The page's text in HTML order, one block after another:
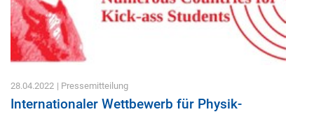
28.04.2022 | Pressemitteilung
Internationaler Wettbewerb für Physik-